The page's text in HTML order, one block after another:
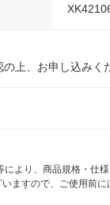
上、お申し込みく
より、商品規格・仕
ますので、ご使用前